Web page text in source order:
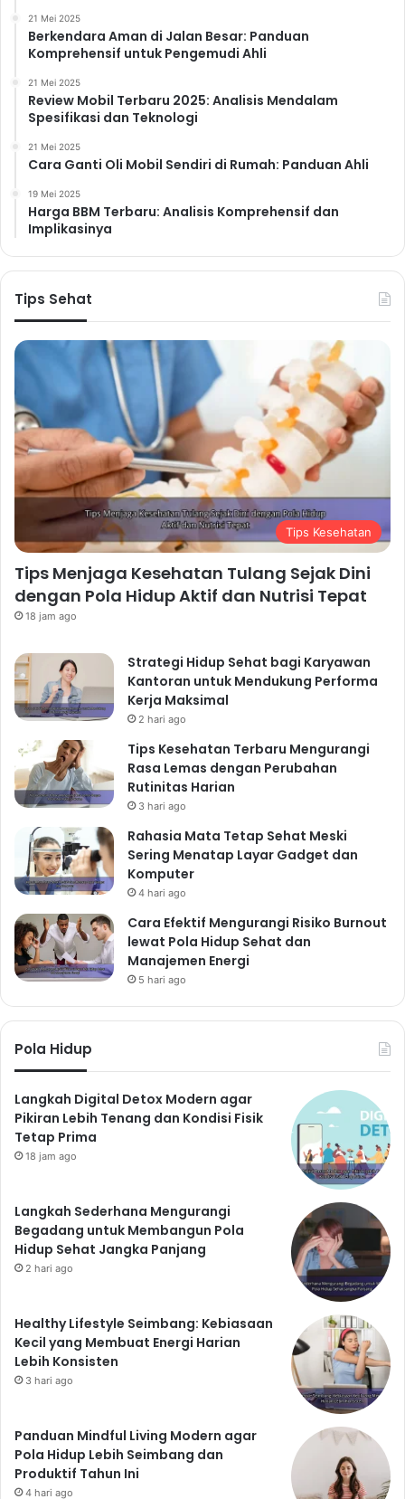
21 Mei 2025
Berkendara Aman di Jalan Besar: Panduan
Komprehensif untuk Pengemudi Ahli
21 Mei 2025
Review Mobil Terbaru 2025: Analisis Mendalam
Spesifikasi dan Teknologi
21 Mei 2025
Cara Ganti Oli Mobil Sendiri di Rumah: Panduan Ahli
19 Mei 2025
Harga BBM Terbaru: Analisis Komprehensif dan
Implikasinya
Tips Sehat
Tips Kesehatan
Tips Menjaga Kesehatan Tulang Sejak Dini
dengan Pola Hidup Aktif dan Nutrisi Tepat
18 jam ago
Strategi Hidup Sehat bagi Karyawan
Kantoran untuk Mendukung Performa
Kerja Maksimal
2 hari ago
Tips Kesehatan Terbaru Mengurangi
Rasa Lemas dengan Perubahan
Rutinitas Harian
3 hari ago
Rahasia Mata Tetap Sehat Meski
Sering Menatap Layar Gadget dan
Komputer
4 hari ago
Cara Efektif Mengurangi Risiko Burnout
lewat Pola Hidup Sehat dan
Manajemen Energi
5 hari ago
Pola Hidup
Langkah Digital Detox Modern agar
Pikiran Lebih Tenang dan Kondisi Fisik
Tetap Prima
18 jam ago
Langkah Sederhana Mengurangi
Begadang untuk Membangun Pola
Hidup Sehat Jangka Panjang
2 hari ago
Healthy Lifestyle Seimbang: Kebiasaan
Kecil yang Membuat Energi Harian
Lebih Konsisten
3 hari ago
Panduan Mindful Living Modern agar
Pola Hidup Lebih Seimbang dan
Produktif Tahun Ini
4 hari ago